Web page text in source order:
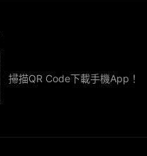
掃描QR Code下載手機App！